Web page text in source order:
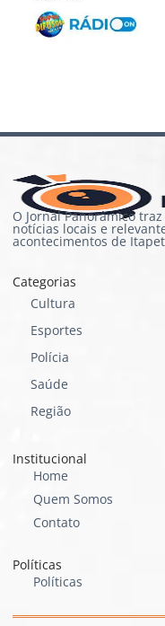
O Jornal Panorâmico
notícias locais e
acontecimentos de
Categorias
Cultura
Esportes
Polícia
Saúde
Região
Institucional
Home
Quem Somos
Contato
Políticas
Políticas